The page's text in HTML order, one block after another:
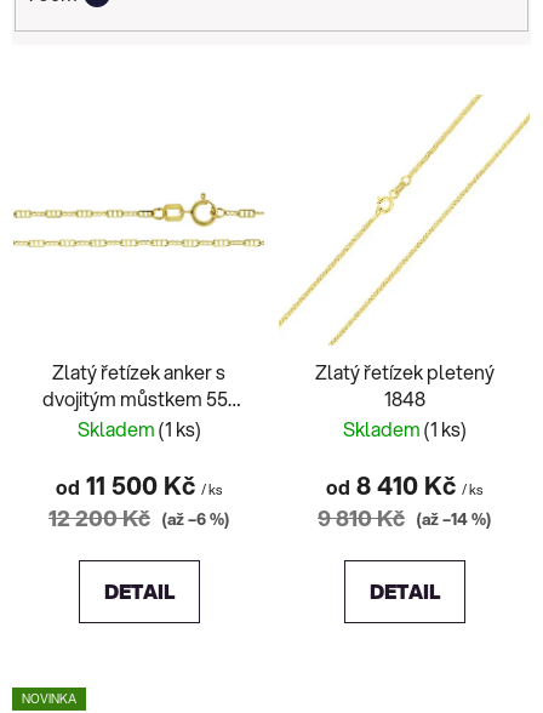
s
p
Zlatý řetízek anker s
dvojitým můstkem 55-
60cm
Skladem(1 ks)
od 11 500 Kč / ks
12 200 Kč (až –6 %)
DETAIL
Zlatý řetízek pletený
1848
Skladem(1 ks)
od 8 410 Kč / ks
9 810 Kč (až –14 %)
DETAIL
NOVINKA